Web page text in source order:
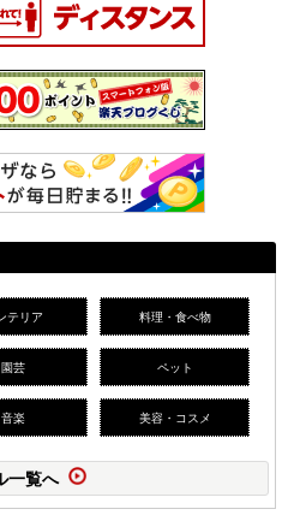
テリア 料理・食べ物
園芸 ペット
音楽 美容・コスメ
一覧へ